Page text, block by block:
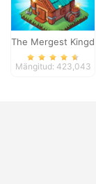
The Mergest
Mängitud: 423,043